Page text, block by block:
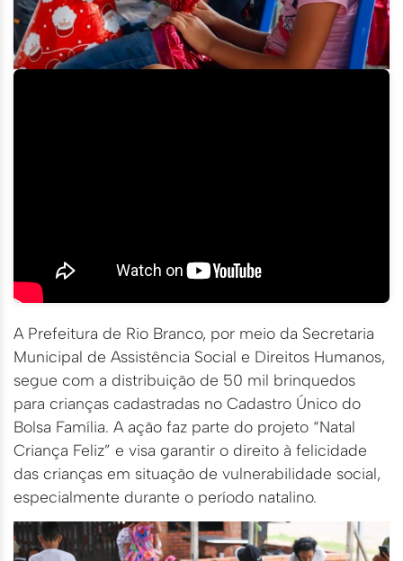
A Prefeitura de Rio Branco, por meio da Secretaria
Municipal de Assistência Social e Direitos Humanos,
segue com a distribuição de 50 mil brinquedos
para crianças cadastradas no Cadastro Único do
Bolsa Família. A ação faz parte do projeto “Natal
Criança Feliz” e visa garantir o direito à felicidade
das crianças em situação de vulnerabilidade social,
especialmente durante o período natalino.